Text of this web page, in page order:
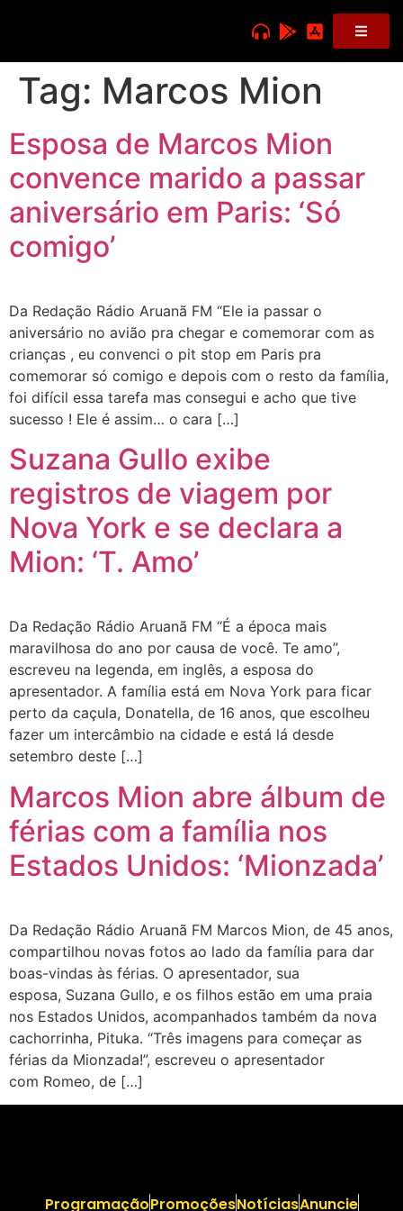
Tag: Marcos Mion
Esposa de Marcos Mion
convence marido a passar
aniversário em Paris: ‘Só
comigo’
Da Redação Rádio Aruanã FM “Ele ia passar o
aniversário no avião pra chegar e comemorar com as
crianças , eu convenci o pit stop em Paris pra
comemorar só comigo e depois com o resto da família,
foi difícil essa tarefa mas consegui e acho que tive
sucesso ! Ele é assim… o cara […]
Suzana Gullo exibe
registros de viagem por
Nova York e se declara a
Mion: ‘T. Amo’
Da Redação Rádio Aruanã FM “É a época mais
maravilhosa do ano por causa de você. Te amo”,
escreveu na legenda, em inglês, a esposa do
apresentador. A família está em Nova York para ficar
perto da caçula, Donatella, de 16 anos, que escolheu
fazer um intercâmbio na cidade e está lá desde
setembro deste […]
Marcos Mion abre álbum de
férias com a família nos
Estados Unidos: ‘Mionzada’
Da Redação Rádio Aruanã FM Marcos Mion, de 45 anos,
compartilhou novas fotos ao lado da família para dar
boas-vindas às férias. O apresentador, sua
esposa, Suzana Gullo, e os filhos estão em uma praia
nos Estados Unidos, acompanhados também da nova
cachorrinha, Pituka. “Três imagens para começar as
férias da Mionzada!”, escreveu o apresentador
com Romeo, de […]
ProgramaçãoPromoçõesNotíciasAnuncie